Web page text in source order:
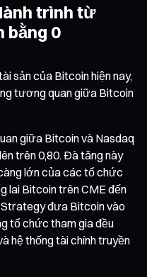
trình từ
bằng 0
sản của Bitcoin hiện nay,
tương quan giữa Bitcoin
giữa Bitcoin và Nasdaq
trên 0,80. Đà tăng này
lớn của các tổ chức
Bitcoin trên CME đến
đưa Bitcoin vào
tổ chức tham gia đều
hệ thống tài chính truyền